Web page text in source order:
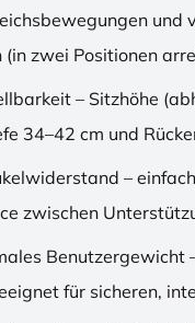
und
(in zwei Positionen
– Sitzhöhe
34–42 cm und
–
zwischen
Benutzergewicht
für sicheren,